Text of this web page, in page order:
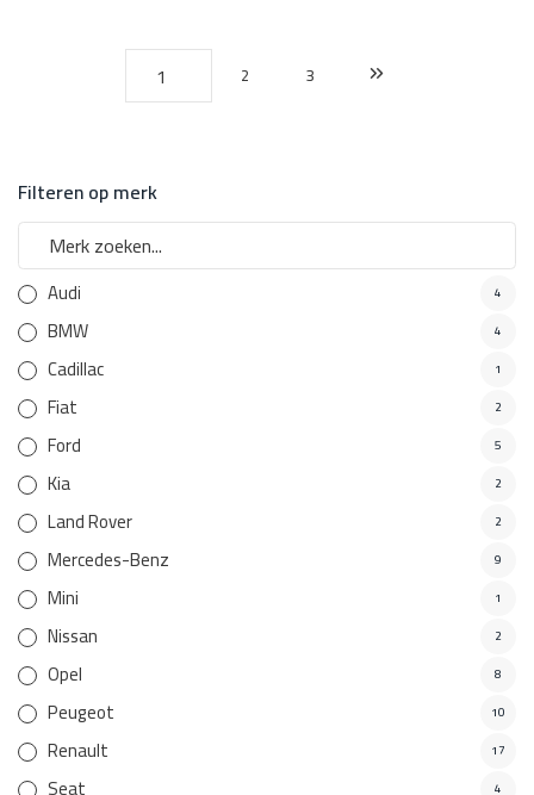
2 3
Filteren op merk
Audi 4
BMW 4
Cadillac 1
Fiat 2
Ford 5
Kia 2
Land Rover 2
Mercedes-Benz 9
Mini 1
Nissan 2
Opel 8
Peugeot 10
Renault 17
Seat 4